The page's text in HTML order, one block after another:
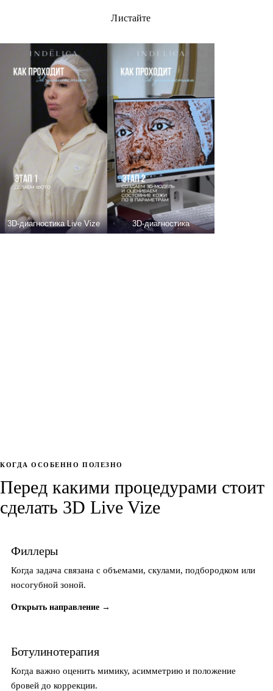
Листайте
3D-диагностика Live Vize 3D-диагностика
КОГДА ОСОБЕННО ПОЛЕЗНО
Перед какими процедурами стоит
сделать 3D Live Vize
Филлеры
Когда задача связана с объемами, скулами, подбородком или
носогубной зоной.
Открыть направление →
Ботулинотерапия
Когда важно оценить мимику, асимметрию и положение
бровей до коррекции.